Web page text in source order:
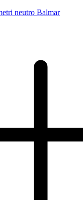
neutro Balmar